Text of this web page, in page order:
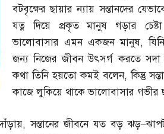
বটবৃক্ষের ছায়ার ন্যায় সন্তানদের
যত্ন দিয়ে প্রকৃত মানুষ গড়ার
ভালোবাসার এমন একজন মানুষ,
জন্য নিজের জীবন উৎসর্গ করতে সদা
কথা তিনি হয়তো কমই বলেন,কিন্তু
কাজে লুকিয়ে থাকে ভালোবাসার গভীর
,সন্তানের জীবনে যত বড় ঝড়–